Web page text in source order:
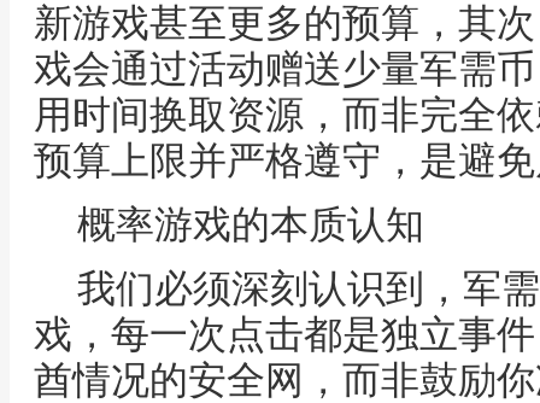
新游戏甚至更多的预算，其
戏会通过活动赠送少量军需
用时间换取资源，而非完全
预算上限并严格遵守，是避
概率游戏的本质认知
我们必须深刻认识到，军
戏，每一次点击都是独立事
酋情况的安全网，而非鼓励